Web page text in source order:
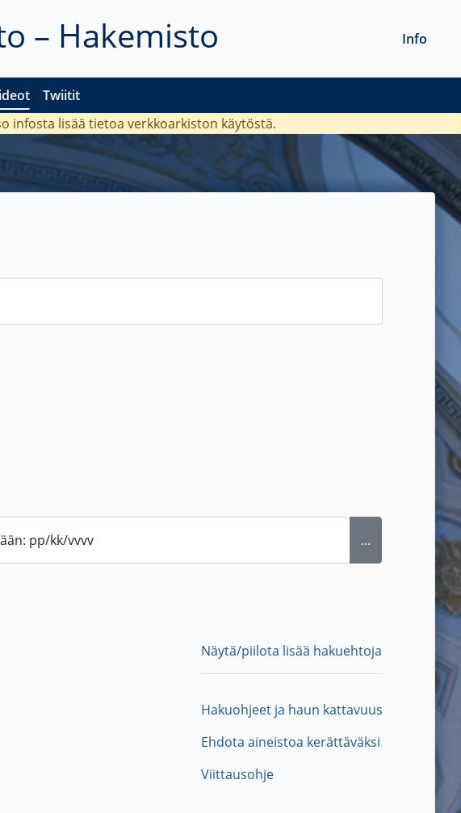
– Hakemisto
Twiitit
Info
infosta lisää tietoa verkkoarkiston käytöstä.
pp/kk/vvvv ...
Näytä/piilota lisää hakuehtoja
Hakuohjeet ja haun kattavuus
Ehdota aineistoa kerättäväksi
Viittausohje